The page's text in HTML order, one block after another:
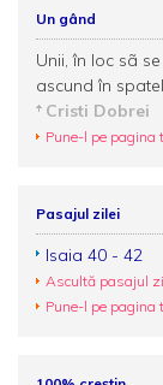
Un gând
Unii, în loc sã
ascund în
Cristi Dobrei
Pune-l pe pagina
Pasajul zilei
Isaia 40 - 42
Ascultă pasajul
Pune-l pe pagina